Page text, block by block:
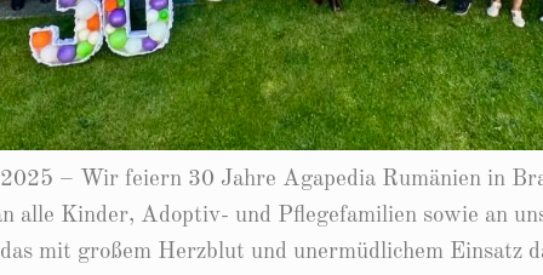
– Wir feiern 30 Jahre Agapedia Rumänien in
alle Kinder, Adoptiv- und Pflegefamilien sowie an
mit großem Herzblut und unermüdlichem Einsatz